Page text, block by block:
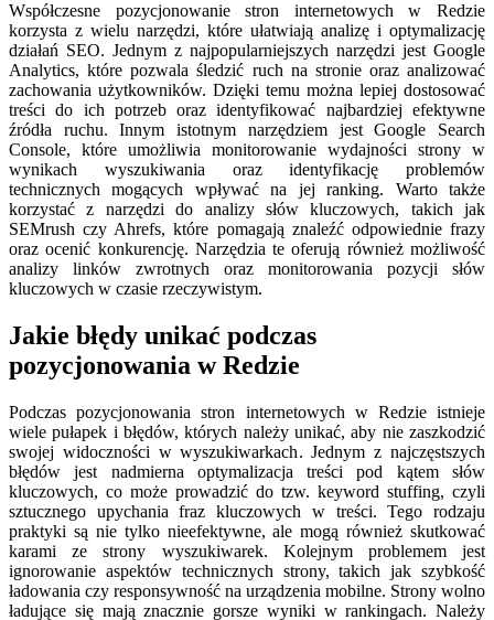
Współczesne pozycjonowanie stron internetowych w Redzie
korzysta z wielu narzędzi, które ułatwiają analizę i optymalizację
działań SEO. Jednym z najpopularniejszych narzędzi jest Google
Analytics, które pozwala śledzić ruch na stronie oraz analizować
zachowania użytkowników. Dzięki temu można lepiej dostosować
treści do ich potrzeb oraz identyfikować najbardziej efektywne
źródła ruchu. Innym istotnym narzędziem jest Google Search
Console, które umożliwia monitorowanie wydajności strony w
wynikach wyszukiwania oraz identyfikację problemów
technicznych mogących wpływać na jej ranking. Warto także
korzystać z narzędzi do analizy słów kluczowych, takich jak
SEMrush czy Ahrefs, które pomagają znaleźć odpowiednie frazy
oraz ocenić konkurencję. Narzędzia te oferują również możliwość
analizy linków zwrotnych oraz monitorowania pozycji słów
kluczowych w czasie rzeczywistym.
Jakie błędy unikać podczas
pozycjonowania w Redzie
Podczas pozycjonowania stron internetowych w Redzie istnieje
wiele pułapek i błędów, których należy unikać, aby nie zaszkodzić
swojej widoczności w wyszukiwarkach. Jednym z najczęstszych
błędów jest nadmierna optymalizacja treści pod kątem słów
kluczowych, co może prowadzić do tzw. keyword stuffing, czyli
sztucznego upychania fraz kluczowych w treści. Tego rodzaju
praktyki są nie tylko nieefektywne, ale mogą również skutkować
karami ze strony wyszukiwarek. Kolejnym problemem jest
ignorowanie aspektów technicznych strony, takich jak szybkość
ładowania czy responsywność na urządzenia mobilne. Strony wolno
ładujące się mają znacznie gorsze wyniki w rankingach. Należy